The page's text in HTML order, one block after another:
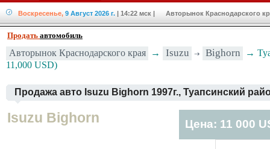
Воскресенье, 9 Август 2026 г. | 14:22 мск | Авторынок Краснодарского
Продать автомобиль
Авторынок Краснодарского края → Isuzu Bighorn
→
11,000 USD)
Продажа авто Isuzu Bighorn 1997г., Туапсинский
Isuzu Bighorn Цена: 11 000